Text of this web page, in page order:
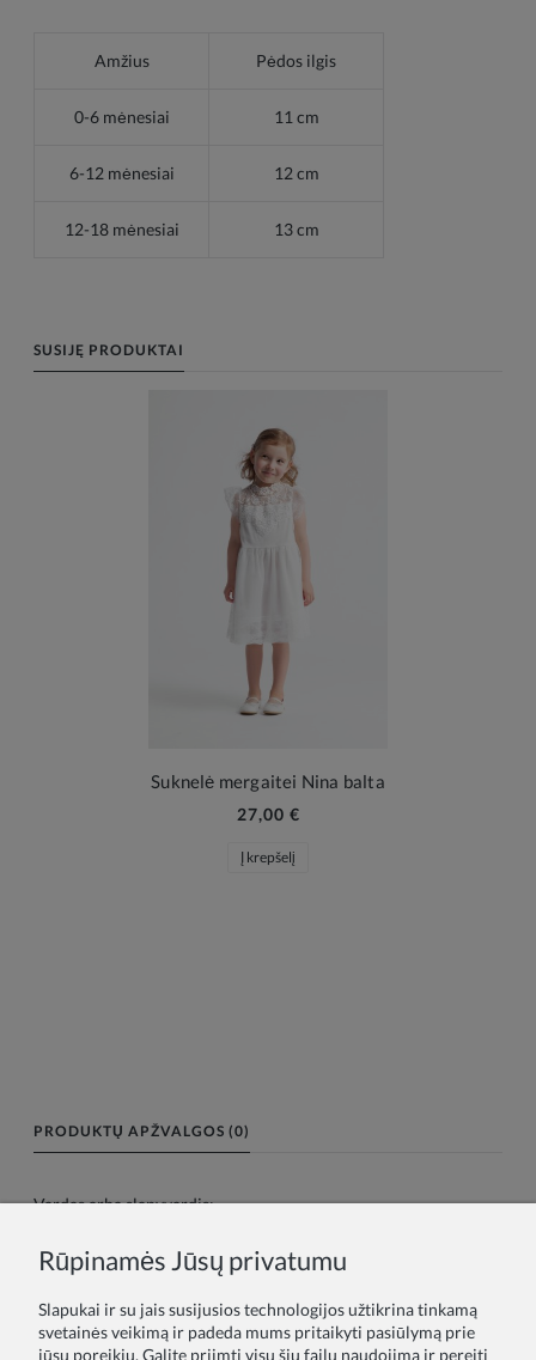
Amžius Pėdos ilgis
0-6 mėnesiai 11 cm
6-12 mėnesiai 12 cm
12-18 mėnesiai 13 cm
SUSIJĘ PRODUKTAI
Suknelė mergaitei Nina balta
27,00 €
Į krepšelį
PRODUKTŲ APŽVALGOS (0)
Vardas arba slapyvardis:
Rūpinamės Jūsų privatumu
Slapukai ir su jais susijusios technologijos užtikrina tinkamą
svetainės veikimą ir padeda mums pritaikyti pasiūlymą prie
jūsų poreikių. Galite priimti visų šių failų naudojimą ir pereiti